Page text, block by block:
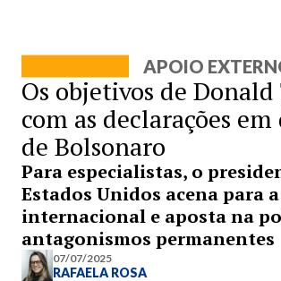
APOIO
Os objetivos de
com as declarações em
de Bolsonaro
Para especialistas, o
Estados Unidos acena para
internacional e aposta na
antagonismos permanentes
07/07/2025
RAFAELA ROSA